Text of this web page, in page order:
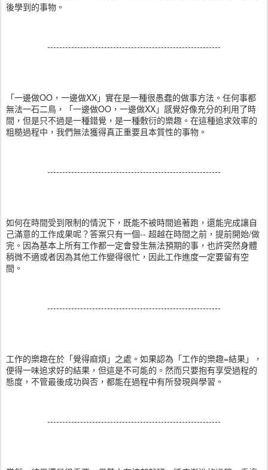
後學到的事物。
----------------------------------------------------------
「一邊做OO，一邊做XX」實在是一種很愚蠢的做事方法。任何事都
無法一石二鳥，「一邊做OO，一邊做XX」感覺好像充分的利用了時
間，但是只不過是一種錯覺，是一種敷衍的樂趣。在這種追求效率的
粗糙過程中，我們無法獲得真正重要且本質性的事物。
----------------------------------------------------------
如何在時間受到限制的情況下，既能不被時間追著跑，還能完成讓自
己滿意的工作成果呢？答案只有一個-- 超越在時間之前，提前開始/做
完。因為基本上所有工作都一定會發生無法預期的事，也許突然身體
稍微不適或者因為其他工作變得很忙，因此工作進度一定要留有空
間。
----------------------------------------------------------
工作的樂趣在於「覺得麻煩」之處。如果認為「工作的樂趣=結果」，
便得一味追求好的結果，但這是不可能的。然而只要抱有享受過程的
態度，不管最後成功與否，都能在過程中有所發現與學習。
----------------------------------------------------------